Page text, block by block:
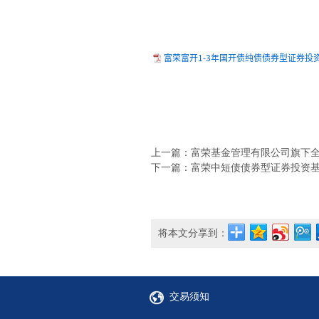
富荣富开1-3年国开债纯债债券型证券
上一篇：富荣基金管理有限公司旗下
下一篇：富荣中短债债券型证券投资
将本文分享到：
交易须知